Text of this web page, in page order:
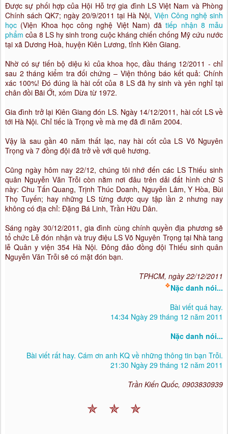
Được sự phối hợp của Hội Hỗ trợ gia đình LS Việt Nam và Phòng
Chính sách QK7; ngày 20/9/2011 tại Hà Nội, Viện Công nghệ sinh
học (Viện Khoa học công nghệ Việt Nam) đãtiếp nhận 8 mẫu
phẩm của 8 LS hy sinh trong cuộc kháng chiến chống Mỹ cứu nước
tại xã Dương Hoà, huyện Kiên Lương, tỉnh Kiên Giang.
Nhờ có sự tiến bộ diệu kì của khoa học, đầu tháng 12/2011 - chỉ
sau 2 tháng kiểm tra đối chứng – Viện thông báo kết quả: Chính
xác 100%! Đó đúng là hài cốt của 8 LS đã hy sinh và yên nghỉ tại
chân đồi Bãi Ớt, xóm Dừa từ 1972.
Gia đình trở lại Kiên Giang đón LS. Ngày 14/12/2011, hài cốt LS về
tới Hà Nội. Chỉ tiếc là Trọng về mà mẹ đã đi năm 2004.
Vậy là sau gần 40 năm thất lạc, nay hài cốt của LS Võ Nguyên
Trọng và 7 đồng đội đã trở về với quê hương.
Cũng ngày hôm nay 22/12, chúng tôi nhớ đến các LS Thiếu sinh
quân Nguyễn Văn Trỗi còn nằm nơi đâu trên dải đất hình chữ S
này: Chu Tấn Quang, Trịnh Thúc Doanh, Nguyễn Lâm, Y Hòa, Bùi
Thọ Tuyến; hay những LS từng được quy tập lần 2 nhưng nay
không có địa chỉ: Đặng Bá Linh, Trần Hữu Dân.
Sáng ngày 30/12/2011, gia đình cùng chính quyền địa phương sẽ
tổ chức Lễ đón nhận và truy điệu LS Võ Nguyên Trọng tại Nhà tang
lễ Quân y viện 354 Hà Nội. Đông đảo đồng đội Thiếu sinh quân
Nguyễn Văn Trỗi sẽ có mặt đón bạn.
TPHCM, ngày 22/12/2011
❖Nặc danh nói...
Bài viết quá hay.
14:34 Ngày 29 tháng 12 năm 2011
Nặc danh nói...
Bài viết rất hay. Cám ơn anh KQ về những thông tin bạn Trỗi.
21:30 Ngày 29 tháng 12 năm 2011
Trần Kiến Quốc, 0903830939
✯ ✯ ✯